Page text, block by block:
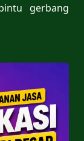
gerbang